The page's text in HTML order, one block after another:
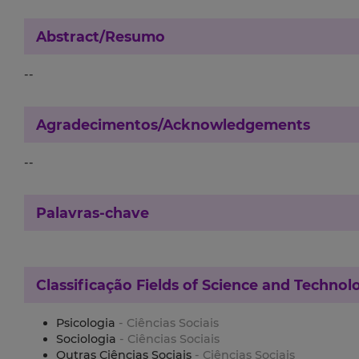
Abstract/Resumo
--
Agradecimentos/Acknowledgements
--
Palavras-chave
Classificação Fields of Science and
Psicologia - Ciências Sociais
Sociologia - Ciências Sociais
Outras Ciências Sociais - Ciências Sociais